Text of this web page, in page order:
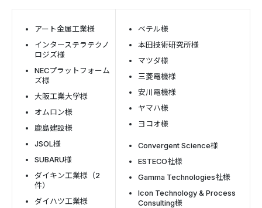
アート金属工業様
インターステラテクノ
ロジズ様
NECプラットフォーム
ズ様
大阪工業大学様
オムロン様
鹿島建設様
JSOL様
SUBARU様
ダイキン工業様（2
件）
ダイハツ工業様
ベテル様
本田技術研究所様
マツダ様
三菱電機様
安川電機様
ヤマハ様
ヨコオ様
Convergent Science様
ESTECO社様
Gamma Technologies社様
Icon Technology & Process
Consulting様